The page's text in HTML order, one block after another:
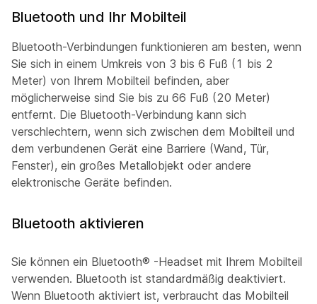
Bluetooth und Ihr Mobilteil
Bluetooth-Verbindungen funktionieren am besten, wenn
Sie sich in einem Umkreis von 3 bis 6 Fuß (1 bis 2
Meter) von Ihrem Mobilteil befinden, aber
möglicherweise sind Sie bis zu 66 Fuß (20 Meter)
entfernt. Die Bluetooth-Verbindung kann sich
verschlechtern, wenn sich zwischen dem Mobilteil und
dem verbundenen Gerät eine Barriere (Wand, Tür,
Fenster), ein großes Metallobjekt oder andere
elektronische Geräte befinden.
Bluetooth aktivieren
Sie können ein Bluetooth® -Headset mit Ihrem Mobilteil
verwenden. Bluetooth ist standardmäßig deaktiviert.
Wenn Bluetooth aktiviert ist, verbraucht das Mobilteil